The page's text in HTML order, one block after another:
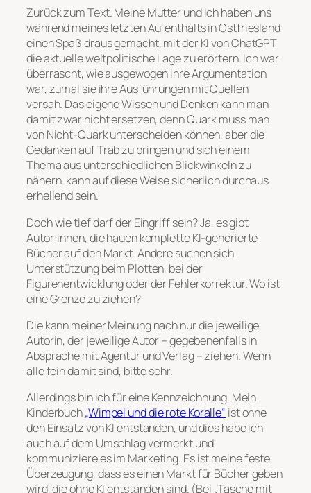
Zurück zum Text. Meine Mutter und ich haben uns
während meines letzten Aufenthalts in Ostfriesland
einen Spaß draus gemacht, mit der KI von ChatGPT
die aktuelle weltpolitische Lage zu erörtern. Ich war
überrascht, wie ausgewogen ihre Argumentation
war, zumal sie ihre Ausführungen mit Quellen
versah. Das eigene Wissen und Denken kann man
damit zwar nicht ersetzen, denn Quark muss man
von Nicht-Quark unterscheiden können, aber die
Gedanken auf Trab zu bringen und sich einem
Thema aus unterschiedlichen Blickwinkeln zu
nähern, kann auf diese Weise sicherlich durchaus
erhellend sein.
Doch wie tief darf der Eingriff sein? Ja, es gibt
Autor:innen, die hauen komplette KI-generierte
Bücher auf den Markt. Andere suchen sich
Unterstützung beim Plotten, bei der
Figurenentwicklung oder der Fehlerkorrektur. Wo ist
eine Grenze zu ziehen?
Die kann meiner Meinung nach nur die jeweilige
Autorin, der jeweilige Autor – gegebenenfalls in
Absprache mit Agentur und Verlag – ziehen. Wenn
alle fein damit sind, bitte sehr.
Allerdings bin ich für eine Kennzeichnung. Mein
Kinderbuch„Wimpel und die rote Koralle“ ist ohne
den Einsatz von KI entstanden, und dies habe ich
auch auf dem Umschlag vermerkt und
kommuniziere es im Marketing. Es ist meine feste
Überzeugung, dass es einen Markt für Bücher geben
wird, die ohne KI entstanden sind. (Bei „Tasche mit